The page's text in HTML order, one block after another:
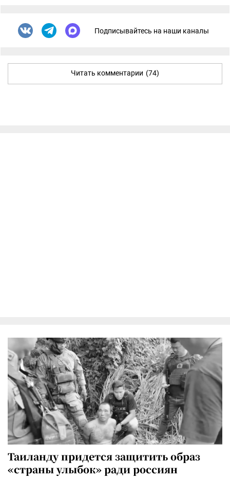
Подписывайтесь на наши каналы
Читать комментарии (74)
Таиланду придется защитить образ
«страны улыбок» ради россиян